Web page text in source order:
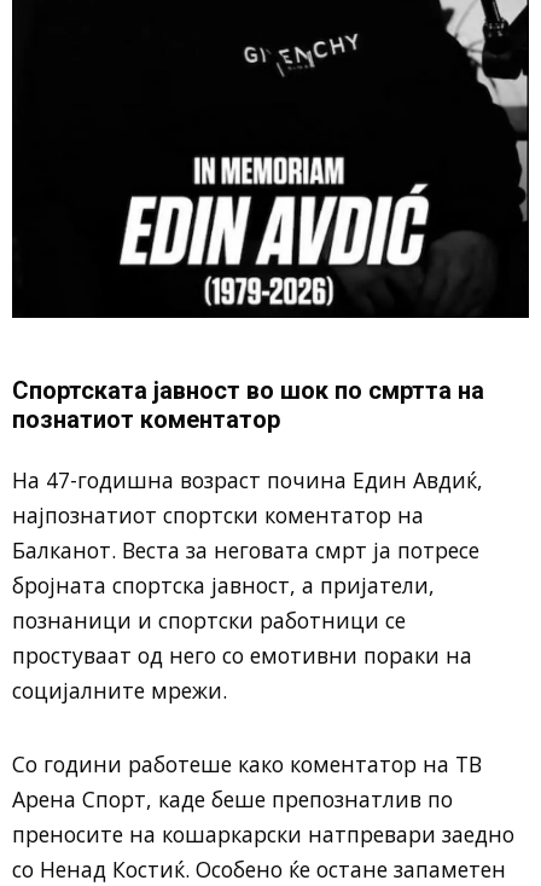
Спортската јавност во шок по смртта на
познатиот коментатор
На 47-годишна возраст почина Един Авдиќ,
најпознатиот спортски коментатор на
Балканот. Веста за неговата смрт ја потресе
бројната спортска јавност, а пријатели,
познаници и спортски работници се
простуваат од него со емотивни пораки на
социјалните мрежи.
Со години работеше како коментатор на ТВ
Арена Спорт, каде беше препознатлив по
преносите на кошаркарски натпревари заедно
со Ненад Костиќ. Особено ќе остане запаметен